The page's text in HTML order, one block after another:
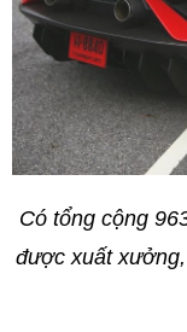
Có tổng cộng
được xuất